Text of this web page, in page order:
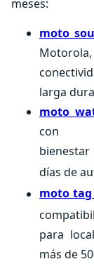
meses:
moto
larga
moto
con
días de
moto tag
para
más de